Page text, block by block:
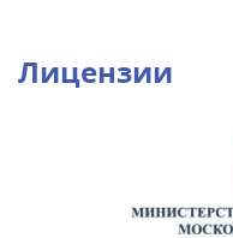
Лицензии